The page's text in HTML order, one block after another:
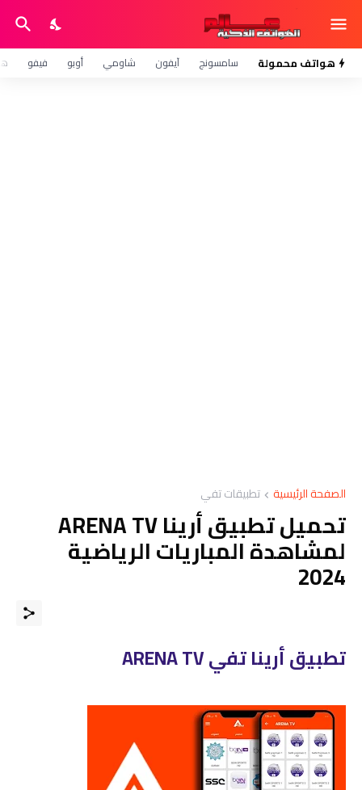
هواتف محمولة سامسونج آيفون شاومي أوبو فيفو
الصفحة الرئيسية تطبيقات تفي
تحميل تطبيق أرينا ARENA TV
لمشاهدة المباريات الرياضية
2024
تطبيق أرينا تفي ARENA TV